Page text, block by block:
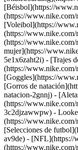
[Béisbol](https://
(https://www.nike.com/
[Voleibol](https://
(https://www.nike.com/
(https://www.nike.com/
mujer](https://
5e1x6zaht2i) - [Trajes
(https://www.nike.com/
[Goggles](https://
[Gorros de
natacion-2gnnj) -
(https://www.nike.com/
3c2djzawwpw) -
(https://
[Selecciones de
av9de) -
(https://